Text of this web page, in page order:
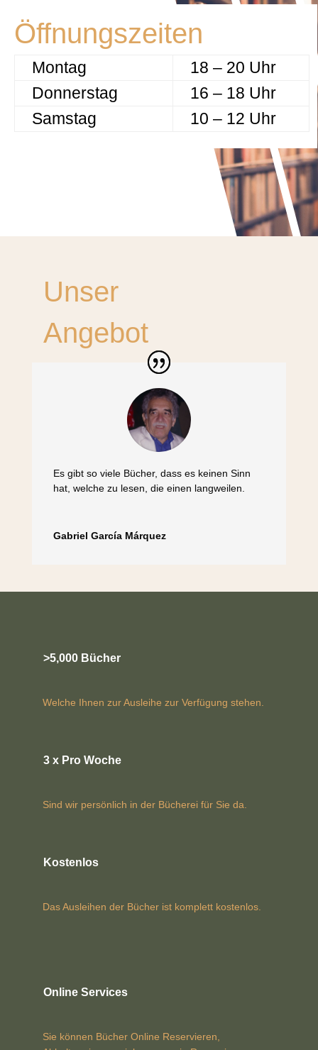
Öffnungszeiten
Montag
18 – 20 Uhr
Donnerstag
16 – 18 Uhr
Samstag
10 – 12 Uhr
Unser
Angebot
Es gibt so viele Bücher, dass es keinen Sinn
hat, welche zu lesen, die einen langweilen.
Gabriel García Márquez
>5,000 Bücher
Welche Ihnen zur Ausleihe zur Verfügung stehen.
3 x Pro Woche
Sind wir persönlich in der Bücherei für Sie da.
Kostenlos
Das Ausleihen der Bücher ist komplett kostenlos.
Online Services
Sie können Bücher Online Reservieren,